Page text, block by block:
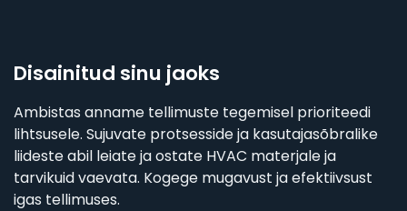
Disainitud sinu jaoks
Ambistas anname tellimuste tegemisel prioriteedi
lihtsusele. Sujuvate protsesside ja kasutajasõbralike
liideste abil leiate ja ostate HVAC materjale ja
tarvikuid vaevata. Kogege mugavust ja efektiivsust
igas tellimuses.